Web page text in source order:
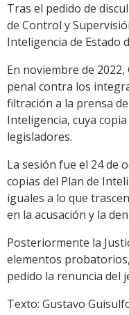
Tras el pedido de
de Control y
Inteligencia de Estado
En noviembre de
penal contra los
filtración a la prensa
Inteligencia, cuya
legisladores.
La sesión fue el 24 de
copias del Plan de
iguales a lo que
en la acusación y la
Posteriormente la
elementos
pedido la renuncia del
Texto: Gustavo